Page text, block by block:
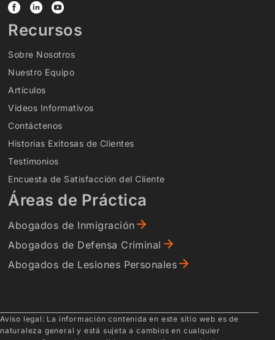
Recursos
Sobre Nosotros
Nuestro Equipo
Artículos
Videos Informativos
Contáctenos
Historias Exitosas de Clientes
Testimonios
Encuesta de Satisfacción del Cliente
Áreas de Práctica
Abogados de Inmigración
Abogados de Defensa Criminal
Abogados de Lesiones Personales
Aviso legal: La información contenida en este sitio web es de
naturaleza general y está sujeta a cambios en cualquier